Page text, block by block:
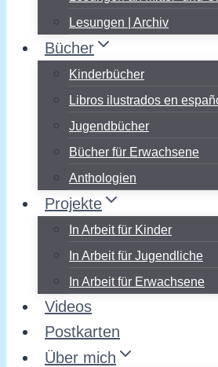
Lesungen | Archiv
Bücher
Kinderbücher
Libros ilustrados en
Jugendbücher
Bücher für Erwachsene
Anthologien
Projekte
In Arbeit für Kinder
In Arbeit für Jugendliche
In Arbeit für Erwachsene
Videos
Postkarten
Über mich